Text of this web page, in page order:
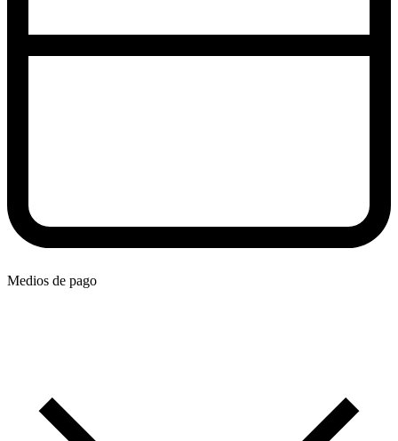
Medios de pago